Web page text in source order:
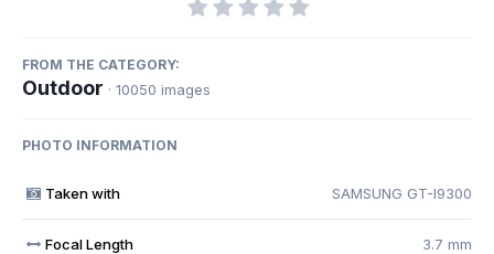
FROM THE CATEGORY:
Outdoor · 10050 images
PHOTO INFORMATION
Taken with SAMSUNG GT-I9300
Focal Length 3.7 mm